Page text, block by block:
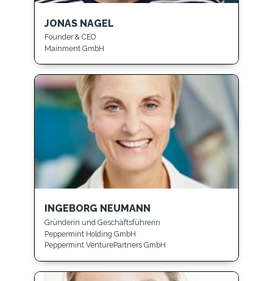
JONAS NAGEL
Founder & CEO
Mainment GmbH
INGEBORG NEUMANN
Gründerin und Geschäftsführerin
Peppermint Holding GmbH
Peppermint VenturePartners GmbH